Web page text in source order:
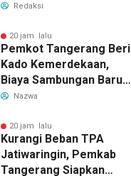
Dilakukan
Redaksi
20 jam lalu
Pemkot Tangerang Beri
Kado Kemerdekaan,
Biaya Sambungan Baru
Air Bersih Dipangkas
Nazwa
20 jam lalu
Kurangi Beban TPA
Jatiwaringin, Pemkab
Tangerang Siapkan